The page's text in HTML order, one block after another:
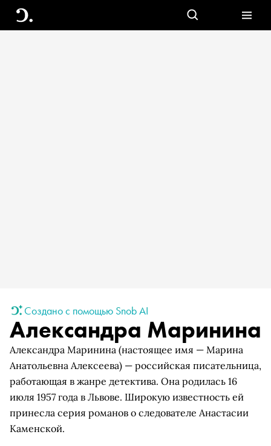
Создано с помощью Snob AI
Александра Маринина
Александра Маринина (настоящее имя — Марина
Анатольевна Алексеева) — российская писательница,
работающая в жанре детектива. Она родилась 16
июля 1957 года в Львове. Широкую известность ей
принесла серия романов о следователе Анастасии
Каменской.